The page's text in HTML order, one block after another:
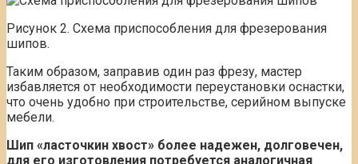
Рисунок 2. Схема приспособления для фрезерования
шипов.
Таким образом, заправив один раз фрезу, мастер
избавляется от необходимости переустановки оснастки,
что очень удобно при строительстве, серийном выпуске
мебели.
Шип «ласточкин хвост» более надежен, долговечен,
для его изготовления потребуется аналогичная